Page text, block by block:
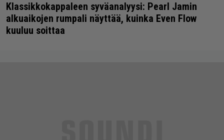
Klassikkokappaleen syväanalyysi: Pearl Jamin
alkuaikojen rumpali näyttää, kuinka Even Flow
kuuluu soittaa